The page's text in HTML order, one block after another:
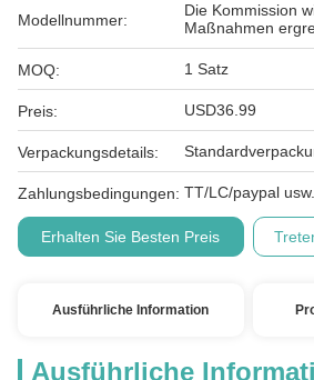
Modellnummer:
Die Kommission
Maßnahmen
MOQ: 1 Satz
Preis: USD36.99
Verpackungsdetails:
Zahlungsbedingungen: TT/LC/paypal usw.
Erhalten Sie Besten Preis
Ausführliche Information
Ausführliche